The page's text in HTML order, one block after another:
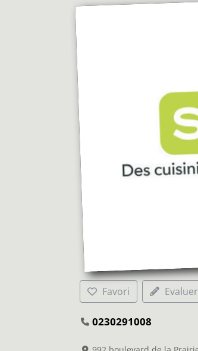
Favori Evaluer
0230291008